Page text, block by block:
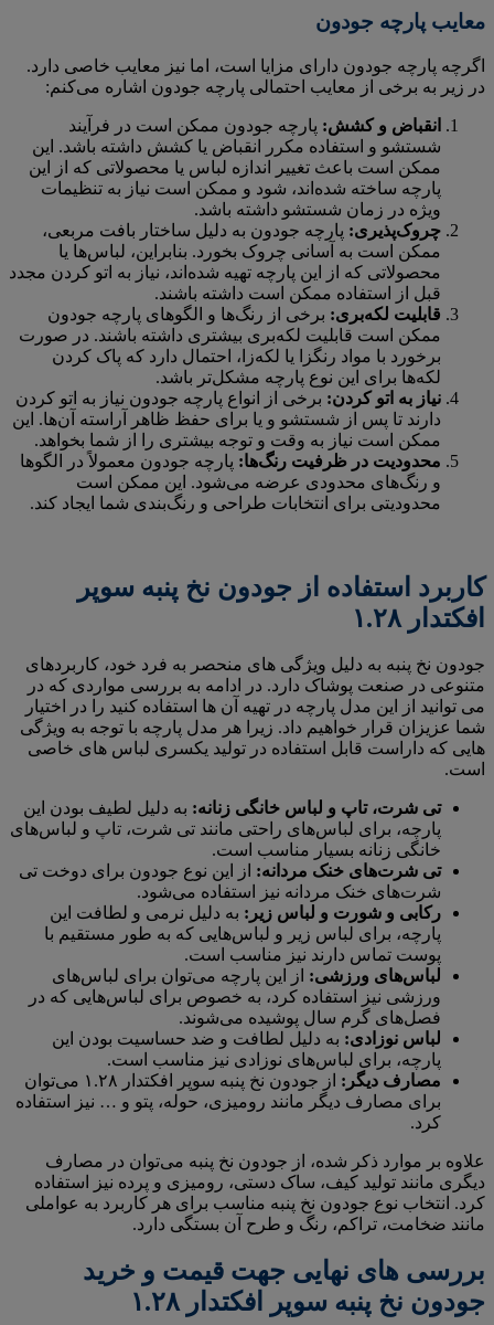
معایب پارچه جودون
اگرچه پارچه جودون دارای مزایا است، اما نیز معایب خاصی دارد.
در زیر به برخی از معایب احتمالی پارچه جودون اشاره می‌کنم:
انقباض و کشش: پارچه جودون ممکن است در فرآیند
شستشو و استفاده مکرر انقباض یا کشش داشته باشد. این
ممکن است باعث تغییر اندازه لباس یا محصولاتی که از این
پارچه ساخته شده‌اند، شود و ممکن است نیاز به تنظیمات
ویژه در زمان شستشو داشته باشد.
چروک‌پذیری: پارچه جودون به دلیل ساختار بافت مربعی،
ممکن است به آسانی چروک بخورد. بنابراین، لباس‌ها یا
محصولاتی که از این پارچه تهیه شده‌اند، نیاز به اتو کردن مجدد
قبل از استفاده ممکن است داشته باشند.
قابلیت لکه‌بری: برخی از رنگ‌ها و الگوهای پارچه جودون
ممکن است قابلیت لکه‌بری بیشتری داشته باشند. در صورت
برخورد با مواد رنگزا یا لکه‌زا، احتمال دارد که پاک کردن
لکه‌ها برای این نوع پارچه مشکل‌تر باشد.
نیاز به اتو کردن: برخی از انواع پارچه جودون نیاز به اتو کردن
دارند تا پس از شستشو و یا برای حفظ ظاهر آراسته آن‌ها. این
ممکن است نیاز به وقت و توجه بیشتری را از شما بخواهد.
محدودیت در ظرفیت رنگ‌ها: پارچه جودون معمولاً در الگوها
و رنگ‌های محدودی عرضه می‌شود. این ممکن است
محدودیتی برای انتخابات طراحی و رنگ‌بندی شما ایجاد کند.
کاربرد استفاده از جودون نخ پنبه سوپر
افکتدار ۱.۲۸
جودون نخ پنبه به دلیل ویژگی های منحصر به فرد خود، کاربردهای
متنوعی در صنعت پوشاک دارد. در ادامه به بررسی مواردی که در
می توانید از این مدل پارچه در تهیه آن ها استفاده کنید را در اختیار
شما عزیزان قرار خواهیم داد. زیرا هر مدل پارچه با توجه به ویژگی
هایی که داراست قابل استفاده در تولید یکسری لباس های خاصی
است.
تی شرت، تاپ و لباس خانگی زنانه: به دلیل لطیف بودن این
پارچه، برای لباس‌های راحتی مانند تی شرت، تاپ و لباس‌های
خانگی زنانه بسیار مناسب است.
تی شرت‌های خنک مردانه: از این نوع جودون برای دوخت تی
شرت‌های خنک مردانه نیز استفاده می‌شود.
رکابی و شورت و لباس زیر: به دلیل نرمی و لطافت این
پارچه، برای لباس زیر و لباس‌هایی که به طور مستقیم با
پوست تماس دارند نیز مناسب است.
لباس‌های ورزشی: از این پارچه می‌توان برای لباس‌های
ورزشی نیز استفاده کرد، به خصوص برای لباس‌هایی که در
فصل‌های گرم سال پوشیده می‌شوند.
لباس نوزادی: به دلیل لطافت و ضد حساسیت بودن این
پارچه، برای لباس‌های نوزادی نیز مناسب است.
مصارف دیگر:
از جودون نخ پنبه سوپر افکتدار ۱.۲۸ می‌توان
برای مصارف دیگر مانند رومیزی، حوله، پتو و … نیز استفاده
کرد.
علاوه بر موارد ذکر شده، از جودون نخ پنبه می‌توان در مصارف
دیگری مانند تولید کیف، ساک دستی، رومیزی و پرده نیز استفاده
کرد. انتخاب نوع جودون نخ پنبه مناسب برای هر کاربرد به عواملی
مانند ضخامت، تراکم، رنگ و طرح آن بستگی دارد.
بررسی های نهایی جهت قیمت و خرید
جودون نخ پنبه سوپر افکتدار ۱.۲۸